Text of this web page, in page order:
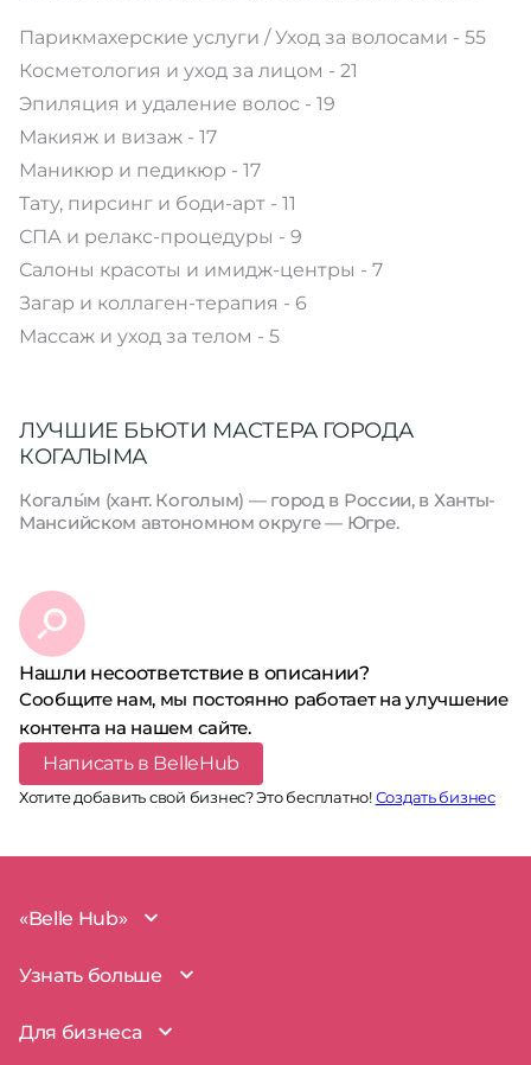
Парикмахерские услуги / Уход за волосами - 55
Косметология и уход за лицом - 21
Эпиляция и удаление волос - 19
Макияж и визаж - 17
Маникюр и педикюр - 17
Тату, пирсинг и боди-арт - 11
СПА и релакс-процедуры - 9
Салоны красоты и имидж-центры - 7
Загар и коллаген-терапия - 6
Массаж и уход за телом - 5
ЛУЧШИЕ БЬЮТИ МАСТЕРА ГОРОДА
КОГАЛЫМА
Когалы́м (хант. Коголым) — город в России, в Ханты-
Мансийском автономном округе — Югре.
Нашли несоответствие в описании?
Сообщите нам, мы постоянно работает на улучшение
контента на нашем сайте.
Написать в BelleHub
Хотите добавить свой бизнес? Это бесплатно!Создать бизнес
«Belle Hub»
О проекте
Наша команда
Узнать больше
BelleHub для вас
Для бизнеса